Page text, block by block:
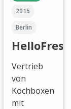
2015
Berlin
HelloFresh
Vertrieb
von
Kochboxen
mit